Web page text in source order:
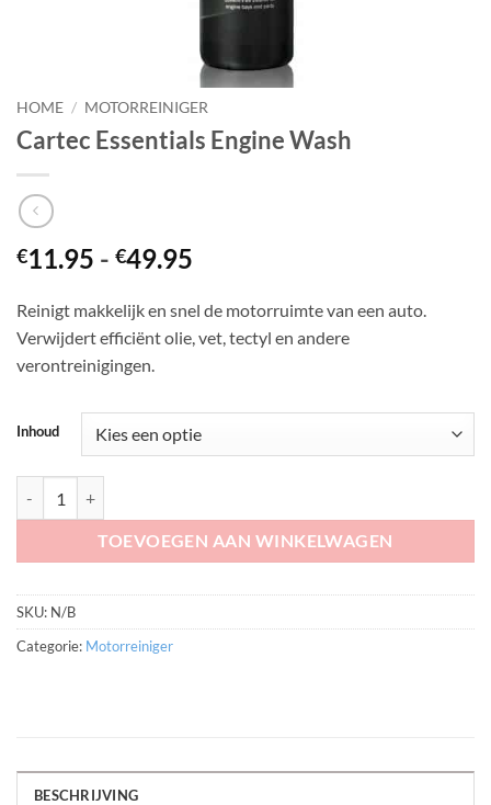
HOME / MOTORREINIGER
Cartec Essentials Engine Wash
€11.95 - €49.95
tot
€49.95
Reinigt makkelijk en snel de motorruimte van een auto.
Verwijdert efficiënt olie, vet, tectyl en andere
verontreinigingen.
Inhoud
TOEVOEGEN AAN WINKELWAGEN
SKU: N/B
Categorie: Motorreiniger
BESCHRIJVING